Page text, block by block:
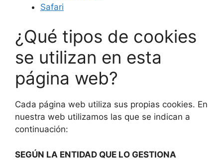
Safari
¿Qué tipos de cookies
se utilizan en esta
página web?
Cada página web utiliza sus propias cookies. En
nuestra web utilizamos las que se indican a
continuación:
SEGÚN LA ENTIDAD QUE LO GESTIONA